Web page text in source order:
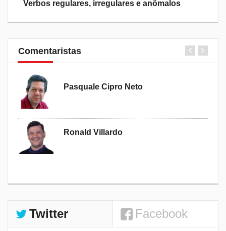
Verbos regulares, irregulares e anômalos
Comentaristas
Pasquale Cipro Neto
Ronald Villardo
Twitter Facebook